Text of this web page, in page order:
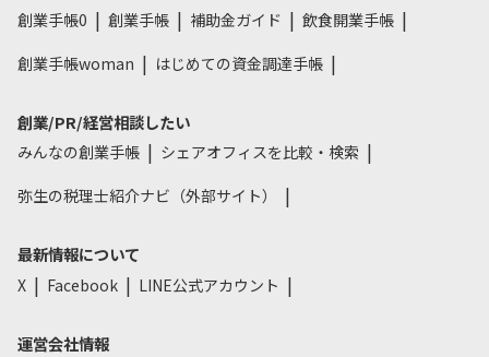
創業手帳0 創業手帳 補助金ガイド
飲食開業手帳
創業手帳woman
はじめての資金調達手帳
創業/PR/経営相談したい
みんなの創業手帳
シェアオフィスを比較・検索
弥生の税理士紹介ナビ（外部サイト）
最新情報について
X Facebook LINE公式アカウント
運営会社情報